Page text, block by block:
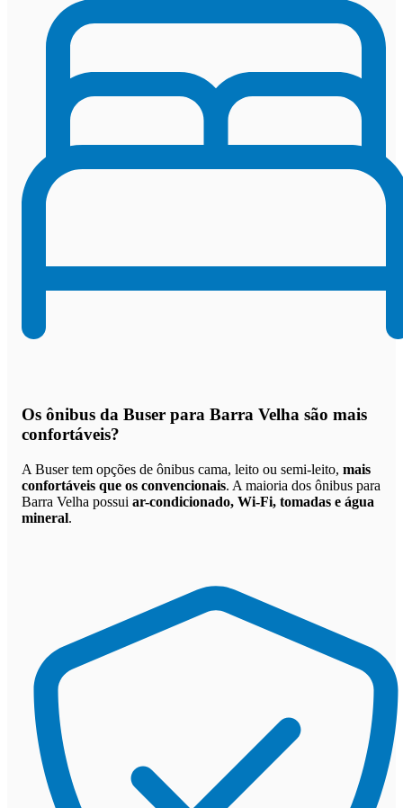
Os ônibus da Buser para Barra Velha são mais
confortáveis?
A Buser tem opções de ônibus cama, leito ou semi-leito, mais
confortáveis que os convencionais. A maioria dos ônibus para
Barra Velha possui ar-condicionado, Wi-Fi, tomadas e água
mineral.